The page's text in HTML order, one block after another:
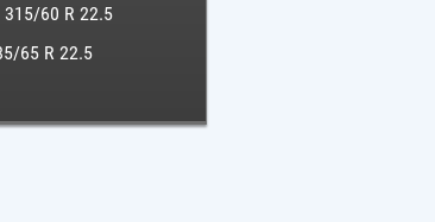
315/60 R 22.5
65 R 22.5